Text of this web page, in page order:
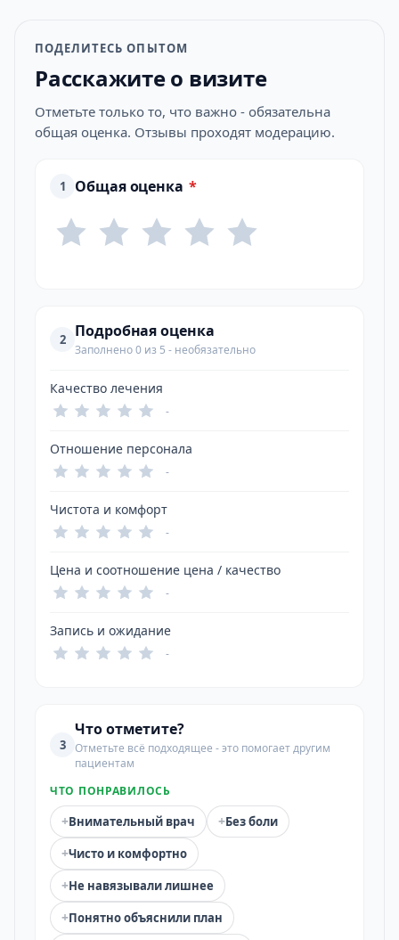
ПОДЕЛИТЕСЬ ОПЫТОМ
Расскажите о визите
Отметьте только то, что важно - обязательна
общая оценка. Отзывы проходят модерацию.
1 Общая оценка *
2 Подробная оценка
Заполнено 0 из 5 - необязательно
Качество лечения
-
Отношение персонала
-
Чистота и комфорт
-
Цена и соотношение цена / качество
-
Запись и ожидание
-
3
Что отметите?
Отметьте всё подходящее - это помогает другим
пациентам
ЧТО ПОНРАВИЛОСЬ
+Внимательный врач +Без боли
+Чисто и комфортно
+Не навязывали лишнее
+Понятно объяснили план